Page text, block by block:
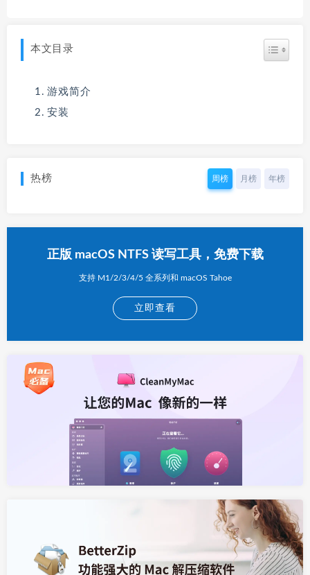
本文目录
游戏简介
安装
热榜 周榜 月榜 年榜
正版 macOS NTFS 读写工具，免费下载
支持 M1/2/3/4/5 全系列和 macOS Tahoe
立即查看